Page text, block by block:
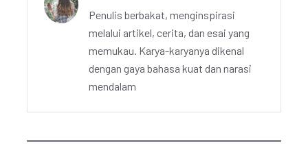
Penulis berbakat, menginspirasi
melalui artikel, cerita, dan esai yang
memukau. Karya-karyanya dikenal
dengan gaya bahasa kuat dan narasi
mendalam